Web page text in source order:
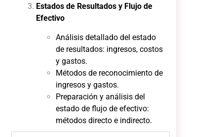
Estados de Resultados y Flujo de
Efectivo
Análisis detallado del estado
de resultados: ingresos, costos
y gastos.
Métodos de reconocimiento de
ingresos y gastos.
Preparación y análisis del
estado de flujo de efectivo:
métodos directo e indirecto.